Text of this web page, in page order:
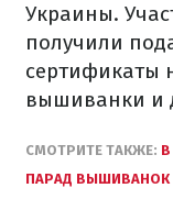
Украины.
получили
сертификаты
вышиванки и
СМОТРИТЕ ТАКЖЕ:
ПАРАД ВЫШИВАНОК